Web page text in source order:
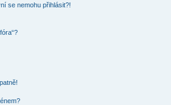
se nemohu přihlásit?!